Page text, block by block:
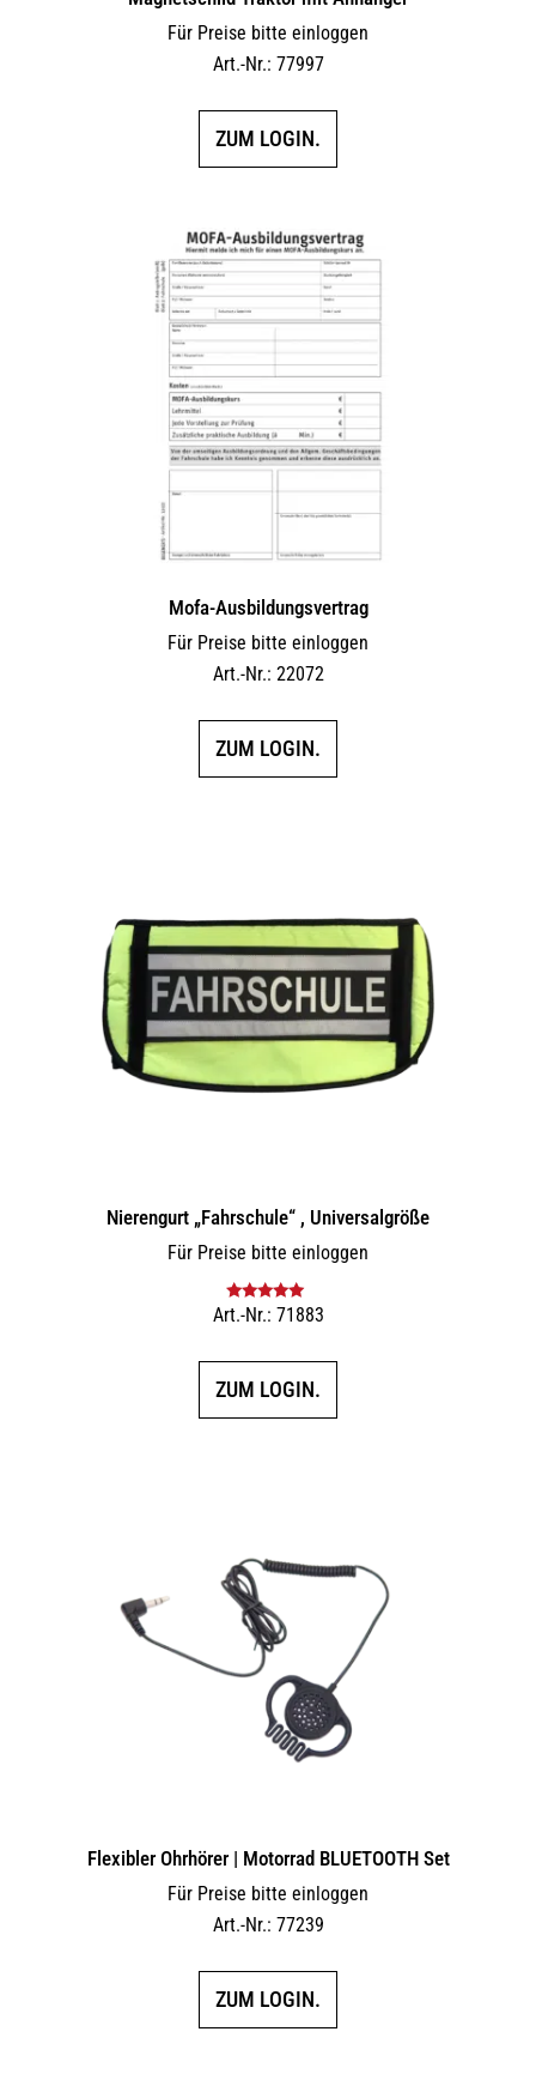
Für Preise bitte einloggen
Art.-Nr.: 77997
ZUM LOGIN.
Mofa-Ausbildungsvertrag
Für Preise bitte einloggen
Art.-Nr.: 22072
ZUM LOGIN.
Nierengurt „Fahrschule“ , Universalgröße
Für Preise bitte einloggen
Bewertet mit
Art.-Nr.: 71883
ZUM LOGIN.
Flexibler Ohrhörer | Motorrad BLUETOOTH Set
Für Preise bitte einloggen
Art.-Nr.: 77239
ZUM LOGIN.